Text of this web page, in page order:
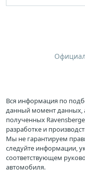
Вся информация по
данный момент данных,
полученных
разработке и
Мы не гарантируем
следуйте информации,
соответствующем
автомобиля.